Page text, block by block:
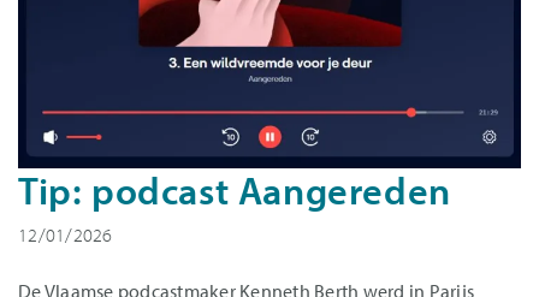
Tip: podcast Aangereden
12/01/2026
De Vlaamse podcastmaker Kenneth Berth werd in Parijs